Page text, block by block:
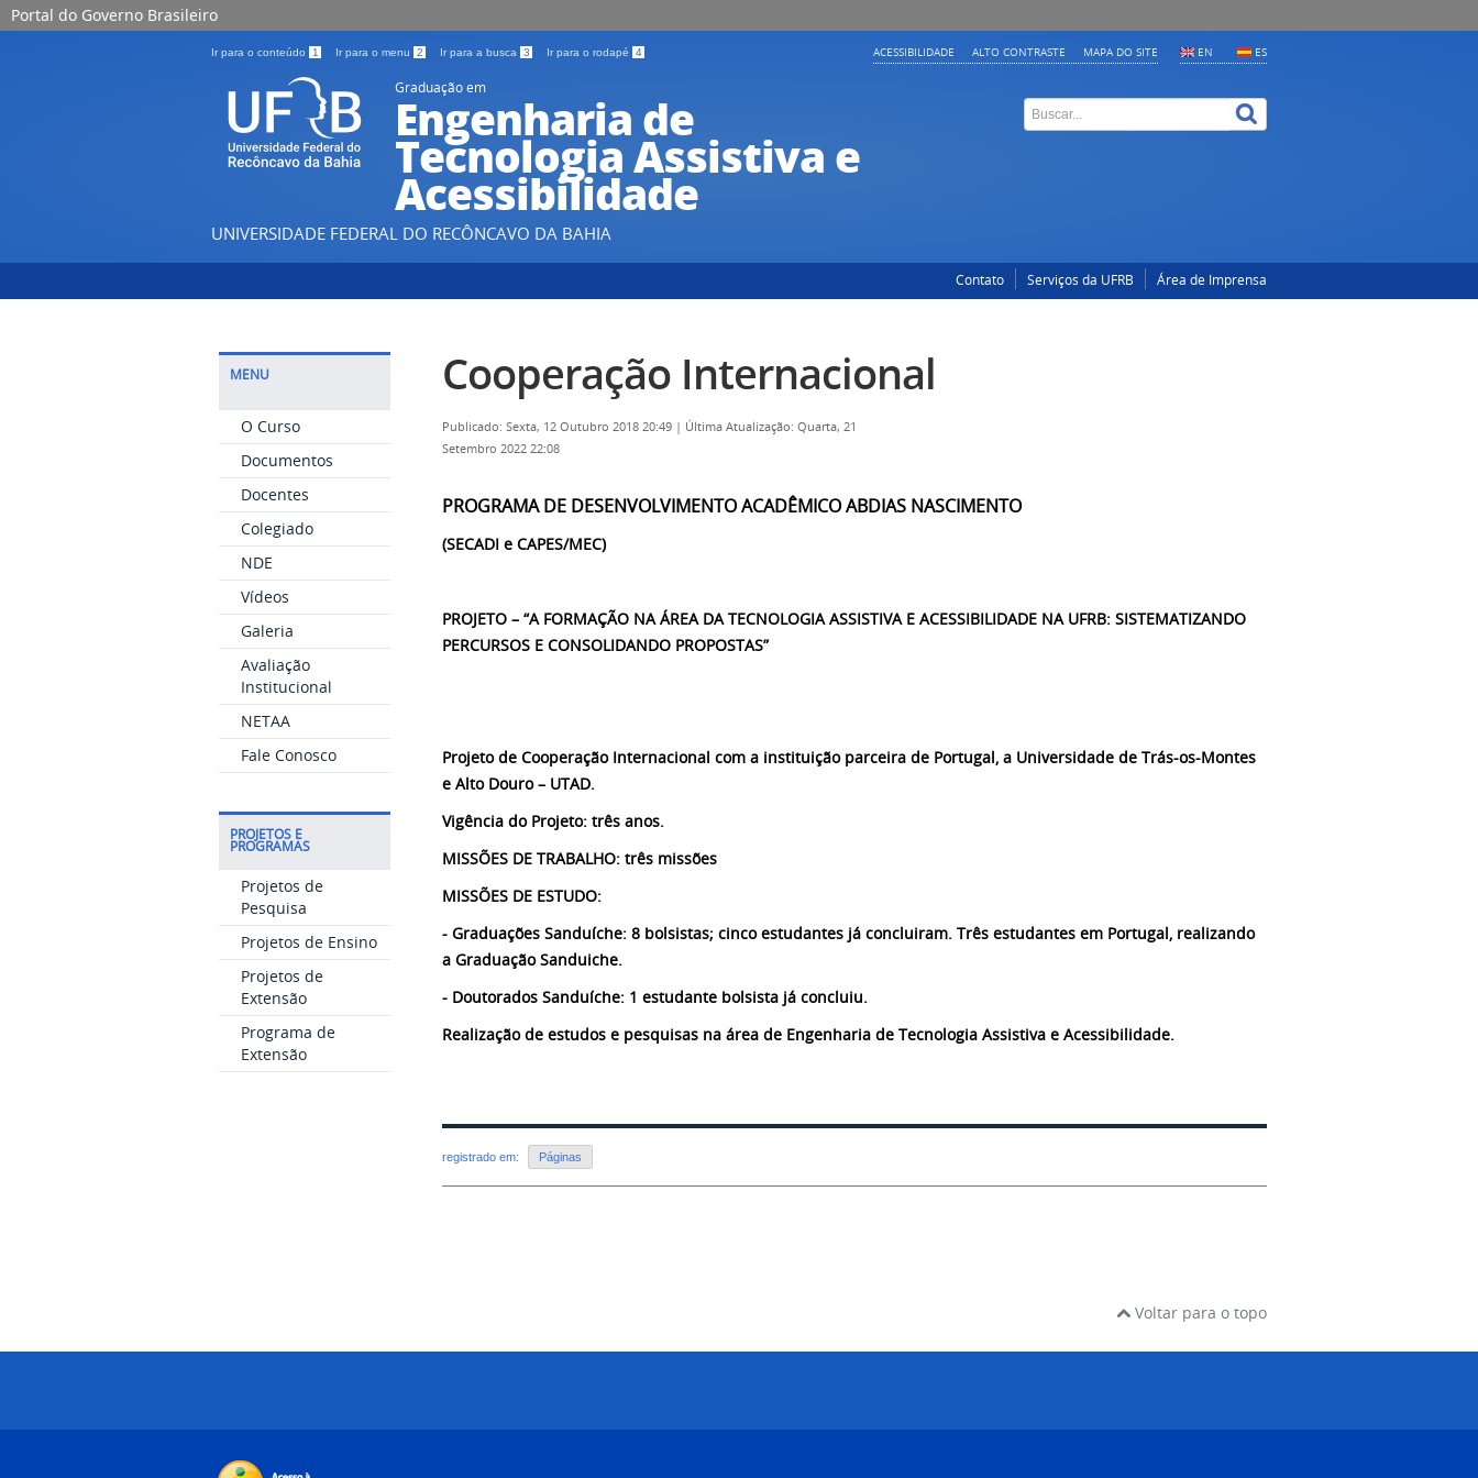
Portal do Governo Brasileiro
Ir para o conteúdo 1 Ir para o menu 2 Ir para a busca 3 Ir para o rodapé 4 EN ES
ACESSIBILIDADE ALTO CONTRASTE MAPA DO SITE
Graduação em
Engenharia de
Tecnologia Assistiva e
Acessibilidade
UNIVERSIDADE FEDERAL DO RECÔNCAVO DA BAHIA
Contato Serviços da UFRB Área de Imprensa
MENU
O Curso
Documentos
Docentes
Colegiado
NDE
Vídeos
Galeria
Avaliação
Institucional
NETAA
Fale Conosco
PROJETOS E
PROGRAMAS
Projetos de
Pesquisa
Projetos de Ensino
Projetos de
Extensão
Programa de
Extensão
Cooperação Internacional
Publicado: Sexta, 12 Outubro 2018 20:49 | Última Atualização: Quarta, 21
Setembro 2022 22:08
PROGRAMA DE DESENVOLVIMENTO ACADÊMICOABDIAS NASCIMENTO
(SECADI e CAPES/MEC)
PROJETO – “A FORMAÇÃO NA ÁREA DA TECNOLOGIA ASSISTIVA E ACESSIBILIDADE NA UFRB: SISTEMATIZANDO
PERCURSOS E CONSOLIDANDO PROPOSTAS”
Projeto de Cooperação Internacional com a instituição parceira de Portugal, a Universidade de Trás-os-Montes
e Alto Douro – UTAD.
Vigência do Projeto: três anos.
MISSÕES DE TRABALHO: três missões
MISSÕES DE ESTUDO:
- Graduações Sanduíche: 8 bolsistas; cinco estudantes já concluiram. Três estudantes em Portugal, realizando
a Graduação Sanduiche.
- Doutorados Sanduíche: 1 estudante bolsista já concluiu.
Realização de estudos e pesquisas na área de Engenharia de Tecnologia Assistiva e Acessibilidade.
registrado em: Páginas
Voltar para o topo